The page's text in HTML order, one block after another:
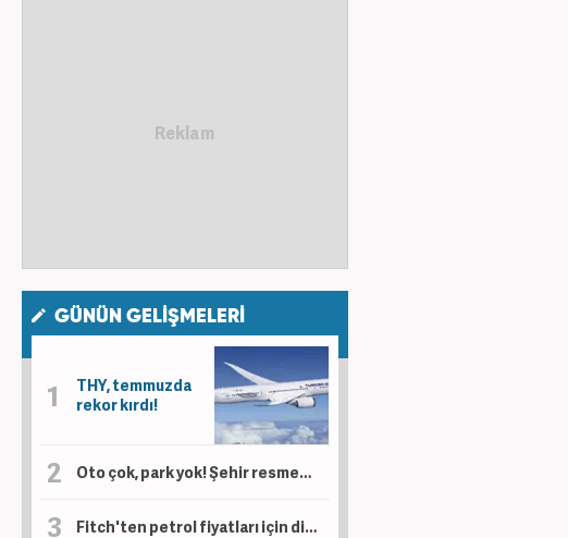
GÜNÜN GELİŞMELERİ
THY, temmuzda
rekor kırdı!
Oto çok, park yok! Şehir resmen kaderine terk edildi
Fitch'ten petrol fiyatları için dikkat çeken tahmin